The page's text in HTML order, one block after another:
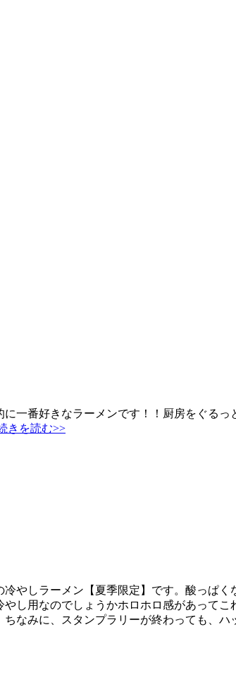
一番好きなラーメンです！！厨房をぐる
きを読む>>
やしラーメン【夏季限定】です。酸っぱ
し用なのでしょうかホロホロ感があって
なみに、スタンプラリーが終わっても、ハ